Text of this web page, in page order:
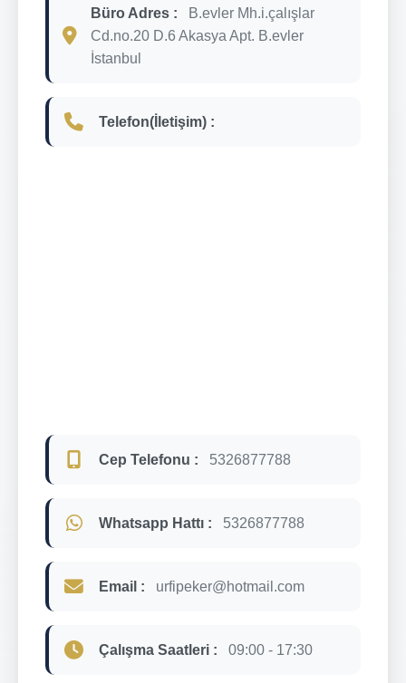
Büro Adres :
B.evler Mh.i.çalışlar
Cd.no.20 D.6 Akasya Apt. B.evler
İstanbul
Telefon(İletişim) :
Cep Telefonu : 5326877788
Whatsapp Hattı : 5326877788
Email : urfipeker@hotmail.com
Çalışma Saatleri : 09:00 - 17:30